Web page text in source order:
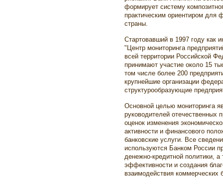
формирует систему
практическим ориентиром для
страны.
Стартовавший в 1997 году как
"Центр мониторинга
всей территории Российской
принимают участие около 15
том числе более 200
крупнейшие организации
структурообразующие
Основной целью мониторинга
руководителей отечественных
оценок изменения
активности и финансового
банковские услуги. Все
используются Банком России
денежно-кредитной политики,
эффективности и создания
взаимодействия коммерческих